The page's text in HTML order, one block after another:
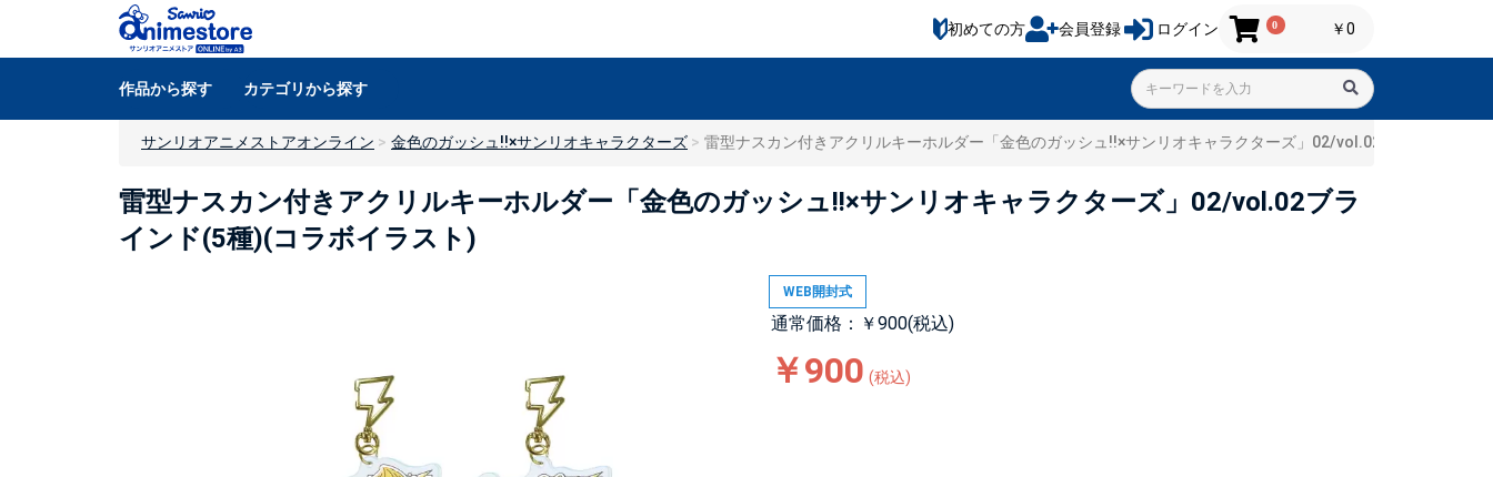
初めての方 会員登録 ログイン 0 ￥0
作品から探す カテゴリから探す
サンリオアニメストアオンライン 金色のガッシュ!!×サンリオキャラクターズ 雷型ナスカン付きアクリルキーホルダー「金色のガッシュ!!×サンリオキャラクターズ」02/vol.02ブラインド(5
雷型ナスカン付きアクリルキーホルダー「金色のガッシュ!!×サンリオキャラクターズ」02/vol.02ブラ
インド(5種)(コラボイラスト)
WEB開封式
通常価格：￥900(税込)
￥900 (税込)